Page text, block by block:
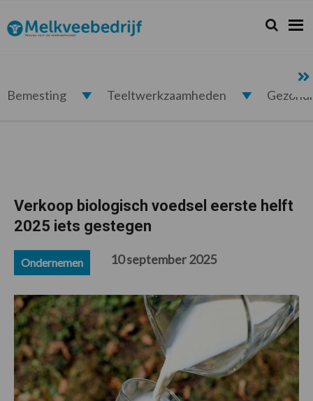
de
hoofdnavigatie
de
hoofd
de
eerste
de
voettekst
Melkveebedrijf.nl Zoeken...
Zoek
Bemesting Teeltwerkzaamheden
Verkoop biologisch voedsel eerste helft
2025 iets gestegen
Ondernemen 10 september 2025